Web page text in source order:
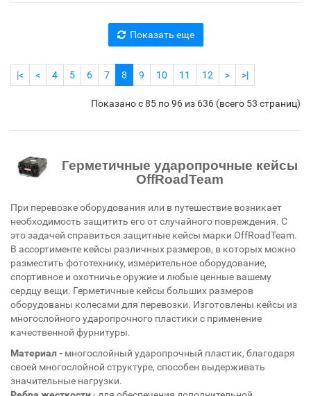
Показать еще
|< < 4 5 6 7 8 9 10 11 12 > >|
Показано с 85 по 96 из 636 (всего 53 страниц)
Герметичные ударопрочные кейсы
OffRoadTeam
При перевозке оборудования или в путешествие возникает
необходимость защитить его от случайного повреждения. С
это задачей справиться защитные кейсы марки OffRoadTeam.
В ассортименте кейсы различных размеров, в которых можно
разместить фототехнику, измерительное оборудование,
спортивное и охотничье оружие и любые ценные вашему
сердцу вещи. Герметичные кейсы больших размеров
оборудованы колесами для перевозки. Изготовлены кейсы из
многослойного ударопрочного пластики с применение
качественной фурнитуры.
Материал - многослойный ударопрочный пластик, благодаря
своей многослойной структуре, способен выдерживать
значительные нагрузки.